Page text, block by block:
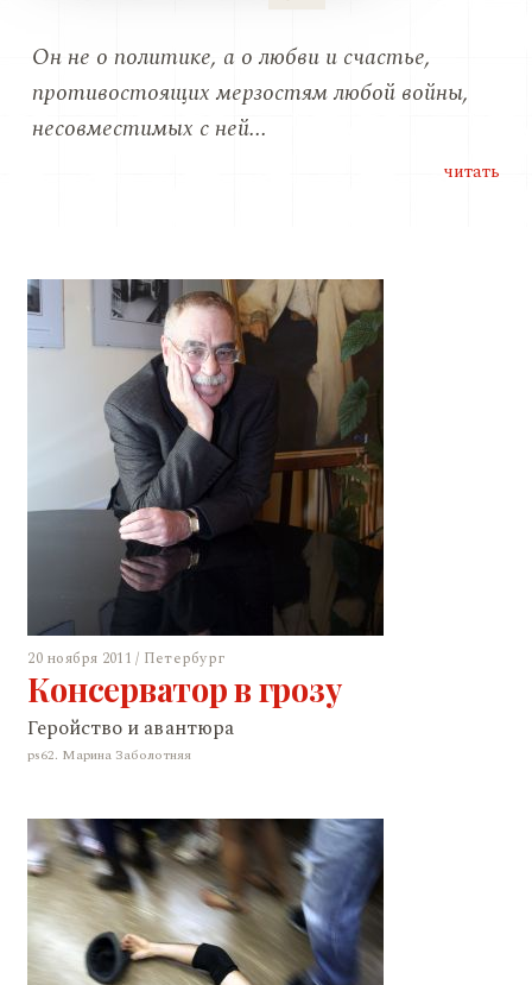
Он не о политике, а о любви и счастье,
противостоящих мерзостям любой войны,
несовместимых с ней...
читать
20 ноября 2011 / Петербург
Консерватор в грозу
Геройство и авантюра
ps62. Марина Заболотняя